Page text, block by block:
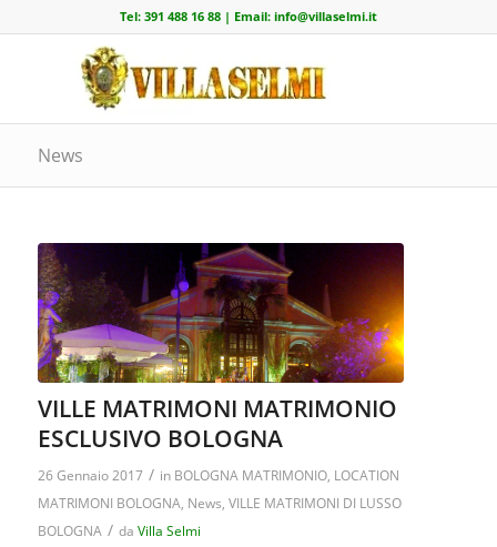
Tel: 391 488 16 88| Email: info@villaselmi.it
News
VILLE MATRIMONI MATRIMONIO
ESCLUSIVO BOLOGNA
26 Gennaio 2017 / in BOLOGNA MATRIMONIO, LOCATION
MATRIMONI BOLOGNA, News, VILLE MATRIMONI DI LUSSO
BOLOGNA / da Villa Selmi